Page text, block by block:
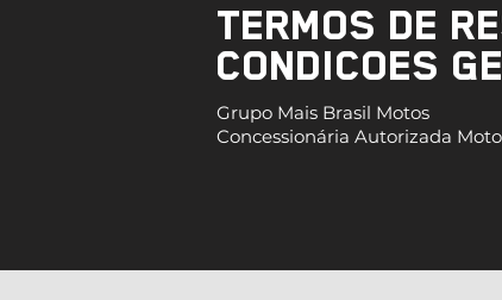
TERMOS DE
CONDICOES
Grupo Mais Brasil Motos
Concessionária Autorizada